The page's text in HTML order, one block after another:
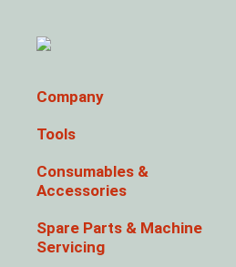
Company
Tools
Consumables &
Accessories
Spare Parts & Machine
Servicing